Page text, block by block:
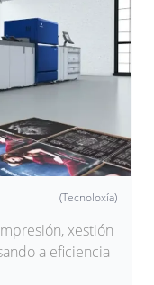
(Tecnoloxía)
xestión
a eficiencia